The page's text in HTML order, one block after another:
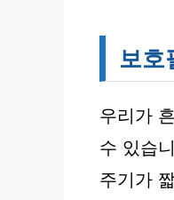
보호
우리가
수 있습
주기가